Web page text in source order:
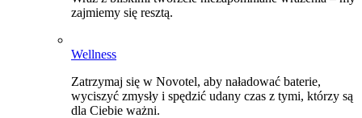
zajmiemy się resztą.
Wellness
Zatrzymaj się w Novotel, aby naładować baterie,
wyciszyć zmysły i spędzić udany czas z tymi, którzy są
dla Ciebie ważni.